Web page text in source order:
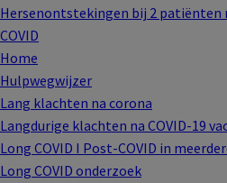
Hersenontstekingen bij 2 patiënten
COVID
Home
Hulpwegwijzer
Lang klachten na corona
Langdurige klachten na COVID-19
Long COVID I Post-COVID in
Long COVID onderzoek